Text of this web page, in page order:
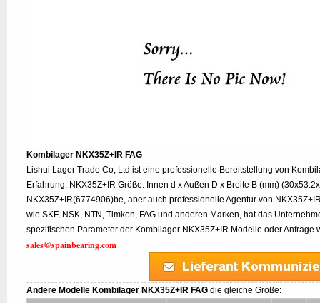
Kombilager NKX35Z+IR FAG
Lishui Lager Trade Co, Ltd ist eine professionelle Bereitstellung von
Erfahrung, NKX35Z+IR Größe: Innen d x Außen D x Breite B (mm)
NKX35Z+IR(6774906)be, aber auch professionelle Agentur von
wie SKF, NSK, NTN, Timken, FAG und anderen Marken, hat das
spezifischen Parameter der Kombilager NKX35Z+IR Modelle oder Anfrage
sales@spainbearing.com
Andere Modelle Kombilager NKX35Z+IR FAG die gleiche Größe: